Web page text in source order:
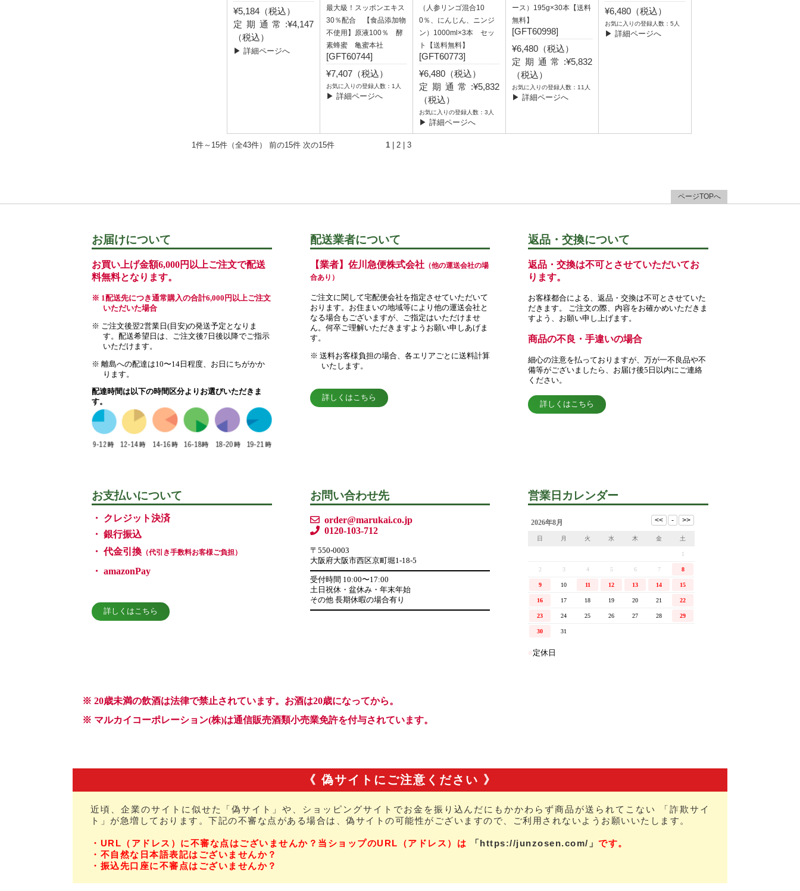
¥5,184（税込）
定期通常:¥4,147
（税込）
▶ 詳細ページへ
最大級！スッポンエキス
30％配合 【食品添加物
不使用】原液100％ 酵
素蜂蜜 亀蜜本社
[GFT60744]
¥7,407（税込）
お気に入りの登録人数：1人
▶ 詳細ページへ
（人参リンゴ混合10
0％、にんじん、ニンジ
ン）1000ml×3本 セッ
ト【送料無料】
[GFT60773]
¥6,480（税込）
定期通常:¥5,832
（税込）
お気に入りの登録人数：3人
▶ 詳細ページへ
ース）195g×30本【送料
無料】
[GFT60998]
¥6,480（税込）
定期通常:¥5,832
（税込）
お気に入りの登録人数：11人
▶ 詳細ページへ
¥6,480（税込）
お気に入りの登録人数：5人
▶ 詳細ページへ
1件～15件（全43件） 前の15件 次の15件 1 2 3
《 偽サイトにご注意ください 》
近頃、企業のサイトに似せた「偽サイト」や、ショッピングサイトでお金を振り込んだにもかかわらず商品が送られてこない 「詐欺サイ
ト」が急増しております。下記の不審な点がある場合は、偽サイトの可能性がございますので、ご利用されないようお願いいたします。
・URL（アドレス）に不審な点はございませんか？当ショップのURL（アドレス）は 「https://junzosen.com/」 です。
・不自然な日本語表記はございませんか？
・振込先口座に不審点はございませんか？
ページTOPへ